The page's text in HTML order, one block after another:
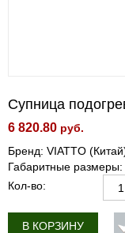
Супница
6 820.80 руб.
Бренд: VIATTO
Габаритные
Кол-во:
В КОРЗИНУ